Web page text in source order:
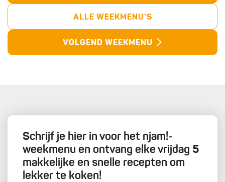
ALLE WEEKMENU'S
VOLGEND WEEKMENU
Schrijf je hier in voor het njam!-
weekmenu en ontvang elke vrijdag 5
makkelijke en snelle recepten om
lekker te koken!